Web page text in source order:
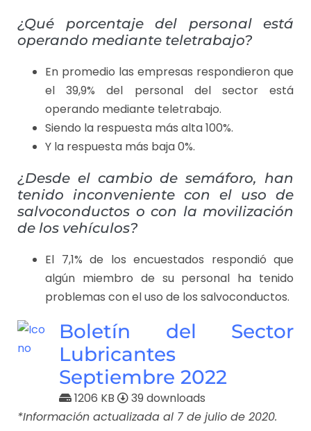
¿Qué porcentaje del personal está
operando mediante teletrabajo?
En promedio las empresas respondieron que
el 39,9% del personal del sector está
operando mediante teletrabajo.
Siendo la respuesta más alta 100%.
Y la respuesta más baja 0%.
¿Desde el cambio de semáforo, han
tenido inconveniente con el uso de
salvoconductos o con la movilización
de los vehículos?
El 7,1% de los encuestados respondió que
algún miembro de su personal ha tenido
problemas con el uso de los salvoconductos.
Boletín del Sector
Lubricantes
Septiembre 2022
1206 KB
39 downloads
*Información actualizada al 7 de julio de 2020.